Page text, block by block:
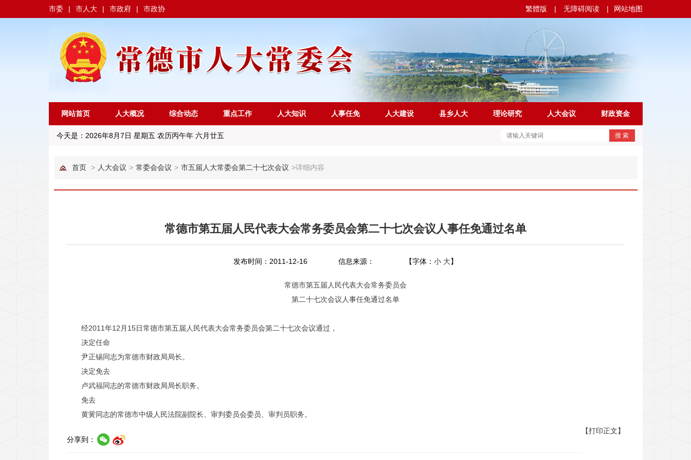
市委 | 市人大 | 市政府 | 市政协 繁體版 | 无障碍阅读 | 网站地图
网站首页 人大概况 综合动态 重点工作 人大知识 人事任免 人大建设 县乡人大 理论研究 人大会议 财政资金
搜 索
今天是： 2026年8月7日 星期五 农历丙午年 六月廿五
首页 > 人大会议 > 常委会会议 > 市五届人大常委会第二十七次会议 >详细内容
常德市第五届人民代表大会常务委员会第二十七次会议人事任免通过名单
发布时间：2011-12-16 信息来源： 【字体： 小 大】
常德市第五届人民代表大会常务委员会
第二十七次会议人事任免通过名单
经2011年12月15日常德市第五届人民代表大会常务委员会第二十七次会议通过，
决定任命
尹正锡同志为常德市财政局局长。
决定免去
卢武福同志的常德市财政局局长职务。
免去
黄黉同志的常德市中级人民法院副院长、审判委员会委员、审判员职务。
【打印正文】
分享到：